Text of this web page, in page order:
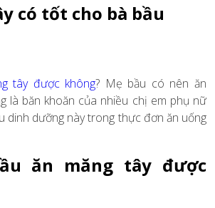
có tốt cho bà bầu
tây được không? Mẹ bầu có nên ăn
là băn khoăn của nhiều chị em phụ nữ
dinh dưỡng này trong thực đơn ăn uống
ăn măng tây được